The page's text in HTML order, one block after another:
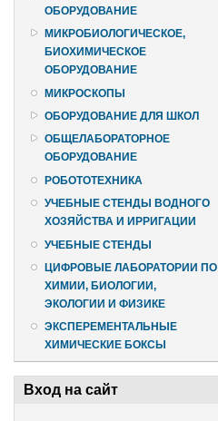
ОБОРУДОВАНИЕ
МИКРОБИОЛОГИЧЕСКОЕ,
БИОХИМИЧЕСКОЕ
ОБОРУДОВАНИЕ
МИКРОСКОПЫ
ОБОРУДОВАНИЕ ДЛЯ ШКОЛ
ОБЩЕЛАБОРАТОРНОЕ
ОБОРУДОВАНИЕ
РОБОТОТЕХНИКА
УЧЕБНЫЕ СТЕНДЫ ВОДНОГО
ХОЗЯЙСТВА И ИРРИГАЦИИ
УЧЕБНЫЕ СТЕНДЫ
ЦИФРОВЫЕ ЛАБОРАТОРИИ ПО
ХИМИИ, БИОЛОГИИ,
ЭКОЛОГИИ И ФИЗИКЕ
ЭКСПЕРЕМЕНТАЛЬНЫЕ
ХИМИЧЕСКИЕ БОКСЫ
Вход на сайт